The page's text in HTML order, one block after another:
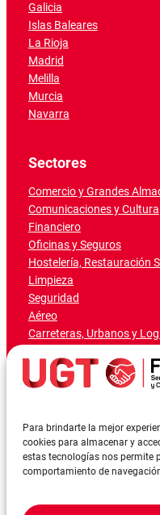
Para brindarte la mejor
cookies para almacenar y
estas tecnologías nos permite
comportamiento de
Galicia
Islas Baleares
La Rioja
Madrid
Melilla
Murcia
Navarra
Sectores
Comercio y Grandes
Comunicaciones y Cultura
Financiero
Oficinas y Seguros
Hostelería, Restauración
Limpieza
Seguridad
Aéreo
Carreteras, Urbanos y
Marítimo-Portuario